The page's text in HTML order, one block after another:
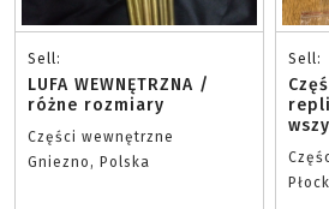
Sell:
LUFA WEWNĘTRZNA /
różne rozmiary
Części wewnętrzne
Gniezno, Polska
Sell: